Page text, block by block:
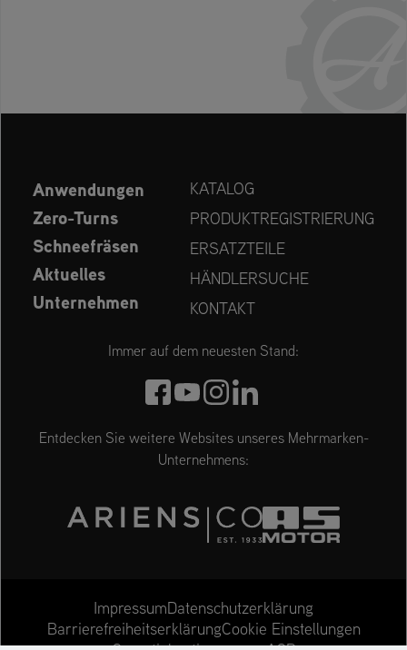
Anwendungen
Zero-Turns
Schneefräsen
Aktuelles
Unternehmen
KATALOG
PRODUKTREGISTRIERUNG
ERSATZTEILE
HÄNDLERSUCHE
KONTAKT
Immer auf dem neuesten Stand:
Entdecken Sie weitere Websites unseres Mehrmarken-
Unternehmens:
ImpressumDatenschutzerklärung
BarrierefreiheitserklärungCookie Einstellungen